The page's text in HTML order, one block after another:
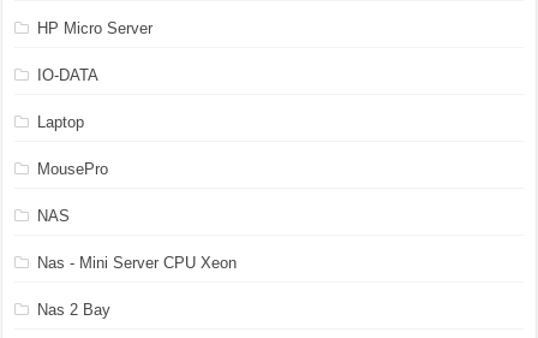
HP Micro Server
IO-DATA
Laptop
MousePro
NAS
Nas - Mini Server CPU Xeon
Nas 2 Bay